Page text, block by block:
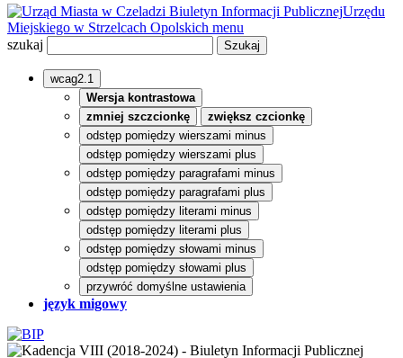
Biuletyn Informacji PublicznejUrzędu
Miejskiego w Strzelcach Opolskich menu
szukaj
wcag2.1
Wersja kontrastowa
zmniej szczcionkę
zwiększ czcionkę
odstęp pomiędzy wierszami minus
odstęp pomiędzy wierszami plus
odstęp pomiędzy paragrafami minus
odstęp pomiędzy paragrafami plus
odstęp pomiędzy literami minus
odstęp pomiędzy literami plus
odstęp pomiędzy słowami minus
odstęp pomiędzy słowami plus
przywróć domyślne ustawienia
język migowy